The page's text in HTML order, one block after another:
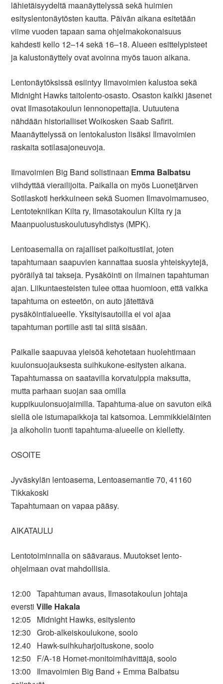
lähietäisyydeltä maanäyttelyssä sekä huimien
esityslentonäytösten kautta. Päivän aikana esitetään
viime vuoden tapaan sama ohjelmakokonaisuus
kahdesti kello 12–14 sekä 16–18. Alueen esittelypisteet
ja kalustonäyttely ovat avoinna myös tauon aikana.
Lentonäytöksissä esiintyy Ilmavoimien kalustoa sekä
Midnight Hawks taitolento-osasto. Osaston kaikki jäsenet
ovat Ilmasotakoulun lennonopettajia. Uutuutena
nähdään historialliset Woikosken Saab Safirit.
Maanäyttelyssä on lentokaluston lisäksi Ilmavoimien
raskaita sotilasajoneuvoja.
Ilmavoimien Big Band solistinaan Emma Balbatsu
viihdyttää vierailijoita. Paikalla on myös Luonetjärven
Sotilaskoti herkkuineen sekä Suomen Ilmavoimamuseo,
Lentotekniikan Kilta ry, Ilmasotakoulun Kilta ry ja
Maanpuolustuskoulutusyhdistys (MPK).
Lentoasemalla on rajalliset paikoitustilat, joten
tapahtumaan saapuvien kannattaa suosia yhteiskyytejä,
pyöräilyä tai takseja. Pysäköinti on ilmainen tapahtuman
ajan. Liikuntaesteisten tulee ottaa huomioon, että vaikka
tapahtuma on esteetön, on auto jätettävä
pysäköintialueelle. Yksityisautoilla ei voi ajaa
tapahtuman portille asti tai siitä sisään.
Paikalle saapuvaa yleisöä kehotetaan huolehtimaan
kuulonsuojauksesta suihkukone-esitysten aikana.
Tapahtumassa on saatavilla korvatulppia maksutta,
mutta parhaan suojan saa omilla
kuppikuulonsuojaimilla. Tapahtuma-alue on savuton eikä
siellä ole istumapaikkoja tai katsomoa. Lemmikkieläinten
ja alkoholin tuonti tapahtuma-alueelle on kielletty.
OSOITE
Jyväskylän lentoasema, Lentoasemantie 70, 41160
Tikkakoski
Tapahtumaan on vapaa pääsy.
AIKATAULU
Lentotoiminnalla on säävaraus. Muutokset lento-
ohjelmaan ovat mahdollisia.
12:00 Tapahtuman avaus, Ilmasotakoulun johtaja
everstiVille Hakala
12:05 Midnight Hawks, esityslento
12:30 Grob-alkeiskoulukone, soolo
12.40 Hawk-suihkuharjoituskone, soolo
12:50 F/A-18 Hornet-monitoimihävittäjä, soolo
13:00 Ilmavoimien Big Band + Emma Balbatsu